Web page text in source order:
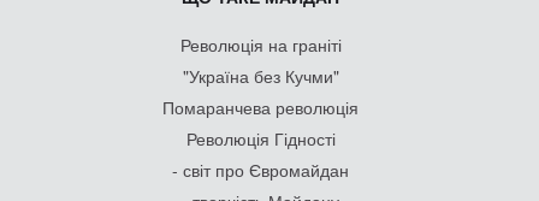
Революція на граніті
"Україна без Кучми"
Помаранчева революція
Революція Гідності
- світ про Євромайдан